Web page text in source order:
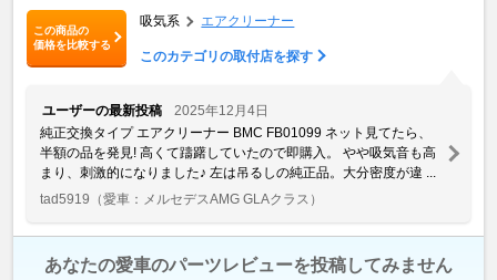
この商品の
価格を比較する
吸気系 エアクリーナー
このカテゴリの取付店を探す
ユーザーの最新投稿
2025年12月4日
純正交換タイプ エアクリーナー BMC FB01099 ネット見てたら、
半額の品を発見! 高くて躊躇していたので即購入。 やや吸気音も高
まり、刺激的になりました♪ 左は吊るしの純正品。大分密度が違 ...
tad5919 （愛車：メルセデスAMG GLAクラス）
あなたの愛車のパーツレビューを投稿してみません